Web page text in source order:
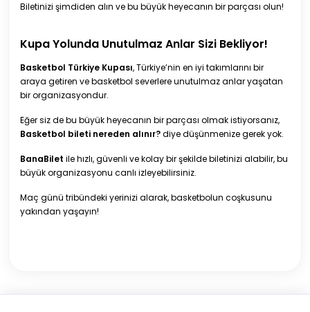
Biletinizi şimdiden alın ve bu büyük heyecanın bir parçası olun!
Kupa Yolunda Unutulmaz Anlar Sizi Bekliyor!
Basketbol Türkiye Kupası, Türkiye’nin en iyi takımlarını bir
araya getiren ve basketbol severlere unutulmaz anlar yaşatan
bir organizasyondur.
Eğer siz de bu büyük heyecanın bir parçası olmak istiyorsanız,
Basketbol bileti nereden alınır?diye düşünmenize gerek yok.
BanaBilet ile hızlı, güvenli ve kolay bir şekilde biletinizi alabilir, bu
büyük organizasyonu canlı izleyebilirsiniz.
Maç günü tribündeki yerinizi alarak, basketbolun coşkusunu
yakından yaşayın!